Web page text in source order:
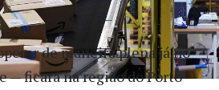
de maneira plena já no
ficará na região do Porto